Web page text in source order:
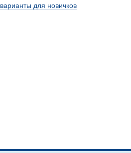
варианты для новичков